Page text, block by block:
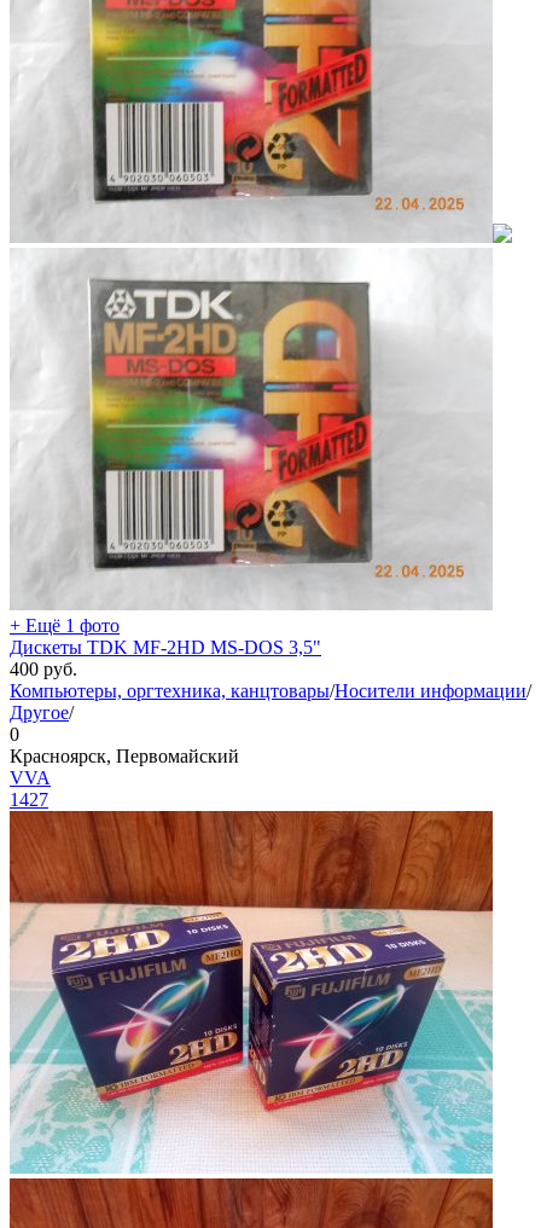
+ Ещё 1 фото
Дискеты TDK MF-2HD MS-DOS 3,5"
400 руб.
Компьютеры, оргтехника, канцтовары/Носители информации/
Другое/
0
Красноярск, Первомайский
VVA
1427